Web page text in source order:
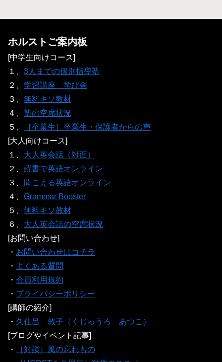
ホルストご案内板
[中学生向けコース]
１、 3人までの個別指導塾
２、 学習講座 学び舎
３、 無料キソ教材
４、 塾の空席状況
５、
［卒業生］卒業生・保護者からの声
[大人向けコース]
１、 大人英会話（対面）
２、 読書で英語オンライン
３、
聞こえる英語オンライン
４、 Grammar Booster
５、 無料キソ教材
６、 大人英会話の空席状況
[お問い合わせ]
・ お問い合わせはコチラ
・ よくある質問
・ 会員利用規約
・ プライバシーポリシー
[講師の紹介]
・ 久住呂 敦子（くじゅうろ あつこ）
[ブログやイベント記事]
・
［対談］風の忘れもの